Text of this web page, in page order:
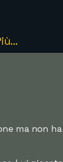
ma non ha